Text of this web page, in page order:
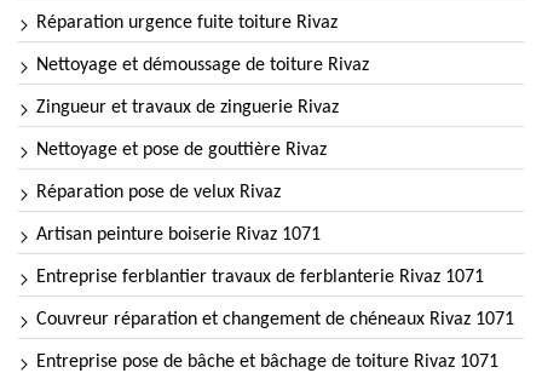
Réparation urgence fuite toiture Rivaz
Nettoyage et démoussage de toiture Rivaz
Zingueur et travaux de zinguerie Rivaz
Nettoyage et pose de gouttière Rivaz
Réparation pose de velux Rivaz
Artisan peinture boiserie Rivaz 1071
Entreprise ferblantier travaux de ferblanterie Rivaz 1071
Couvreur réparation et changement de chéneaux Rivaz 1071
Entreprise pose de bâche et bâchage de toiture Rivaz 1071